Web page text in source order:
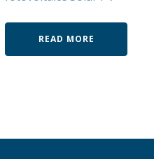
READ MORE